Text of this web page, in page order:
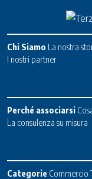
Chi Siamo La nostra
I nostri partner
Perché associarsi
La consulenza su misura
Categorie Commercio